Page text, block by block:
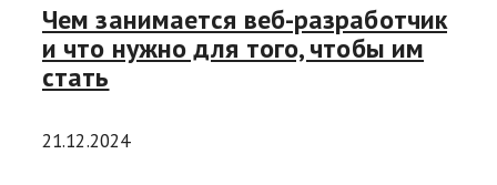
Чем занимается веб-разработчик
и что нужно для того, чтобы им
стать
21.12.2024